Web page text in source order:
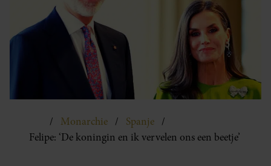
Monarchie
Spanje
Felipe: ‘De koningin en ik vervelen ons een beetje’